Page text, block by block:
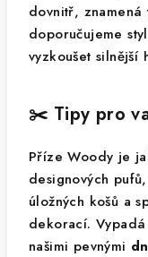
dovnitř,
doporučujeme
vyzkoušet silnější
✂️ Tipy pro
Příze Woody je
designových
úložných košů a
dekorací.
našimi pevnými